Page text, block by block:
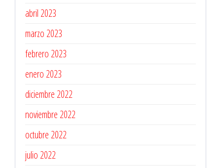
abril 2023
marzo 2023
febrero 2023
enero 2023
diciembre 2022
noviembre 2022
octubre 2022
julio 2022